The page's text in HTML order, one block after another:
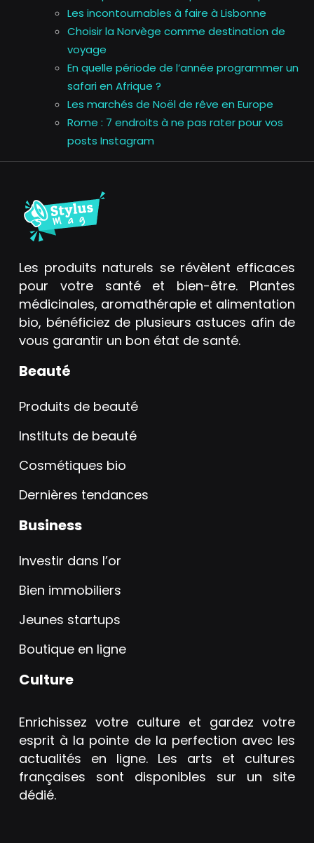
Les incontournables à faire à Lisbonne
Choisir la Norvège comme destination de
voyage
En quelle période de l’année programmer un
safari en Afrique ?
Les marchés de Noël de rêve en Europe
Rome : 7 endroits à ne pas rater pour vos
posts Instagram
Les produits naturels se révèlent efficaces
pour votre santé et bien-être. Plantes
médicinales, aromathérapie et alimentation
bio, bénéficiez de plusieurs astuces afin de
vous garantir un bon état de santé.
Beauté
Produits de beauté
Instituts de beauté
Cosmétiques bio
Dernières tendances
Business
Investir dans l’or
Bien immobiliers
Jeunes startups
Boutique en ligne
Culture
Enrichissez votre culture et gardez votre
esprit à la pointe de la perfection avec les
actualités en ligne. Les arts et cultures
françaises sont disponibles sur un site
dédié.